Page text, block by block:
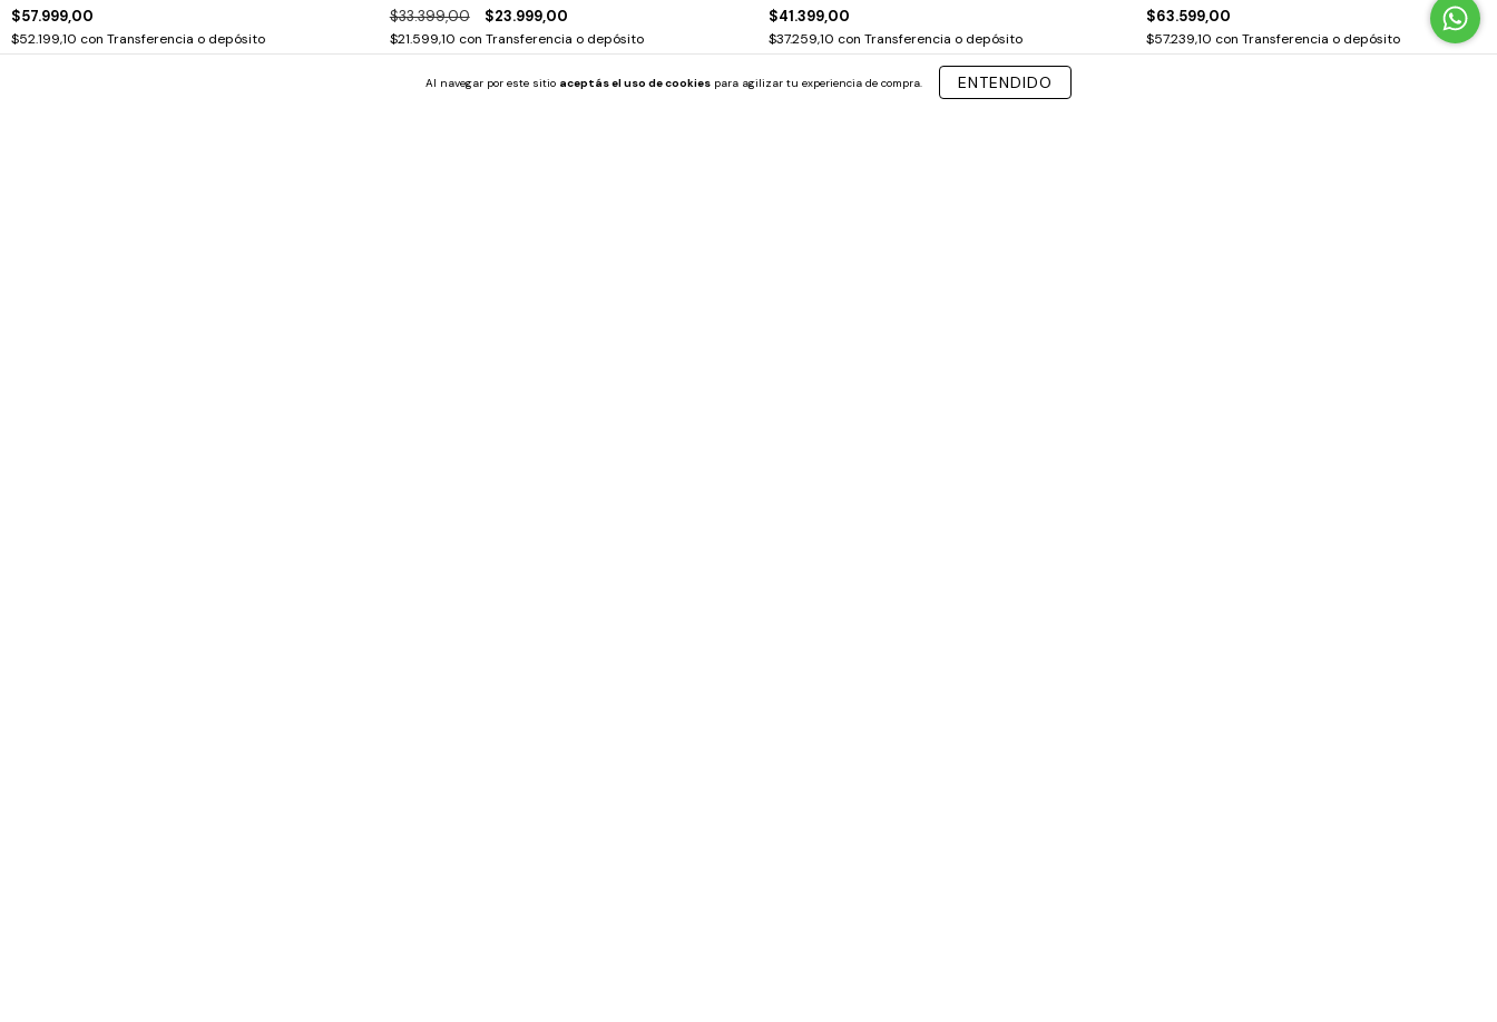
Al navegar por este sitio aceptás el uso de cookies para agilizar tu experiencia de compra. ENTENDIDO
$57.999,00
$52.199,10 con Transferencia o depósito
$33.399,00 $23.999,00
$21.599,10 con Transferencia o depósito
$41.399,00
$37.259,10 con Transferencia o depósito
cuotas sin interés de$13.799,67
$63.599,00
$57.239,10 con Transferencia o depósito